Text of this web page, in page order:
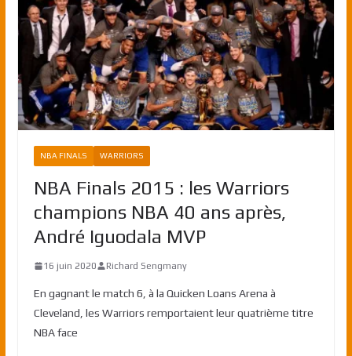
NBA FINALS WARRIORS
NBA Finals 2015 : les Warriors
champions NBA 40 ans après,
André Iguodala MVP
16 juin 2020 Richard Sengmany
En gagnant le match 6, à la Quicken Loans Arena à
Cleveland, les Warriors remportaient leur quatrième titre
NBA face